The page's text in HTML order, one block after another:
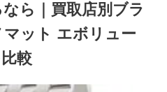
ら｜買取店別ブラ
ット エボリュー
較